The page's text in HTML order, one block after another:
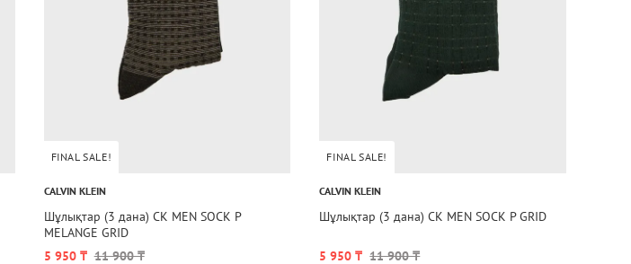
FINAL SALE!
CALVIN KLEIN
Шұлықтар (3 дана) CK MEN SOCK P
MELANGE GRID
5 950 ₸ 11 900 ₸
FINAL SALE!
CALVIN KLEIN
Шұлықтар (3 дана) CK MEN SOCK P GRID
5 950 ₸ 11 900 ₸